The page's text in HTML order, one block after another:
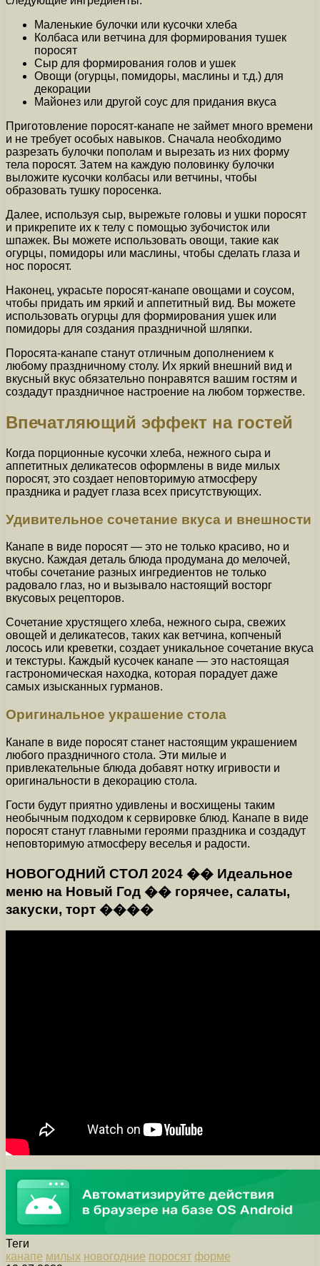
Маленькие булочки или кусочки хлеба
Колбаса или ветчина для формирования тушек
поросят
Сыр для формирования голов и ушек
Овощи (огурцы, помидоры, маслины и т.д.) для
декорации
Майонез или другой соус для придания вкуса
Приготовление поросят-канапе не займет много времени
и не требует особых навыков. Сначала необходимо
разрезать булочки пополам и вырезать из них форму
тела поросят. Затем на каждую половинку булочки
выложите кусочки колбасы или ветчины, чтобы
образовать тушку поросенка.
Далее, используя сыр, вырежьте головы и ушки поросят
и прикрепите их к телу с помощью зубочисток или
шпажек. Вы можете использовать овощи, такие как
огурцы, помидоры или маслины, чтобы сделать глаза и
нос поросят.
Наконец, украсьте поросят-канапе овощами и соусом,
чтобы придать им яркий и аппетитный вид. Вы можете
использовать огурцы для формирования ушек или
помидоры для создания праздничной шляпки.
Поросята-канапе станут отличным дополнением к
любому праздничному столу. Их яркий внешний вид и
вкусный вкус обязательно понравятся вашим гостям и
создадут праздничное настроение на любом торжестве.
Впечатляющий эффект на гостей
Когда порционные кусочки хлеба, нежного сыра и
аппетитных деликатесов оформлены в виде милых
поросят, это создает неповторимую атмосферу
праздника и радует глаза всех присутствующих.
Удивительное сочетание вкуса и внешности
Канапе в виде поросят — это не только красиво, но и
вкусно. Каждая деталь блюда продумана до мелочей,
чтобы сочетание разных ингредиентов не только
радовало глаз, но и вызывало настоящий восторг
вкусовых рецепторов.
Сочетание хрустящего хлеба, нежного сыра, свежих
овощей и деликатесов, таких как ветчина, копченый
лосось или креветки, создает уникальное сочетание вкуса
и текстуры. Каждый кусочек канапе — это настоящая
гастрономическая находка, которая порадует даже
самых изысканных гурманов.
Оригинальное украшение стола
Канапе в виде поросят станет настоящим украшением
любого праздничного стола. Эти милые и
привлекательные блюда добавят нотку игривости и
оригинальности в декорацию стола.
Гости будут приятно удивлены и восхищены таким
необычным подходом к сервировке блюд. Канапе в виде
поросят станут главными героями праздника и создадут
неповторимую атмосферу веселья и радости.
НОВОГОДНИЙ СТОЛ 2024 �� Идеальное
меню на Новый Год �� горячее, салаты,
закуски, торт ����
Теги
канапе милых новогодние поросят форме